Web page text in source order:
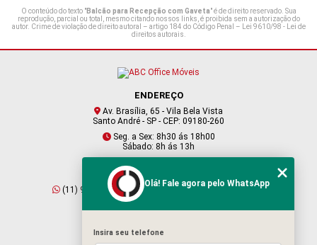
O conteúdo do texto "Balcão para Recepção com Gaveta" é de direito reservado. Sua
reprodução, parcial ou total, mesmo citando nossos links, é proibida sem a autorização do
autor. Crime de violação de direito autoral – artigo 184 do Código Penal –
Lei 9610/98 - Lei de
direitos autorais
ENDEREÇO
Av. Brasília, 65 - Vila Bela Vista
Santo André - SP - CEP: 09180-260
Seg. a Sex: 8h30 ás 18h00
Sábado: 8h ás 13h
CONTATO
(11) 95409-2229
(11) 4901-6045
vendas@abcofficemoveis.com.br
Olá! Fale agora pelo WhatsApp
Insira seu telefone